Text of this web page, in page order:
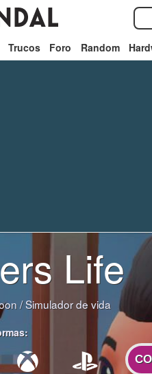
Trucos Foro Random
Life
/Simulador de vida